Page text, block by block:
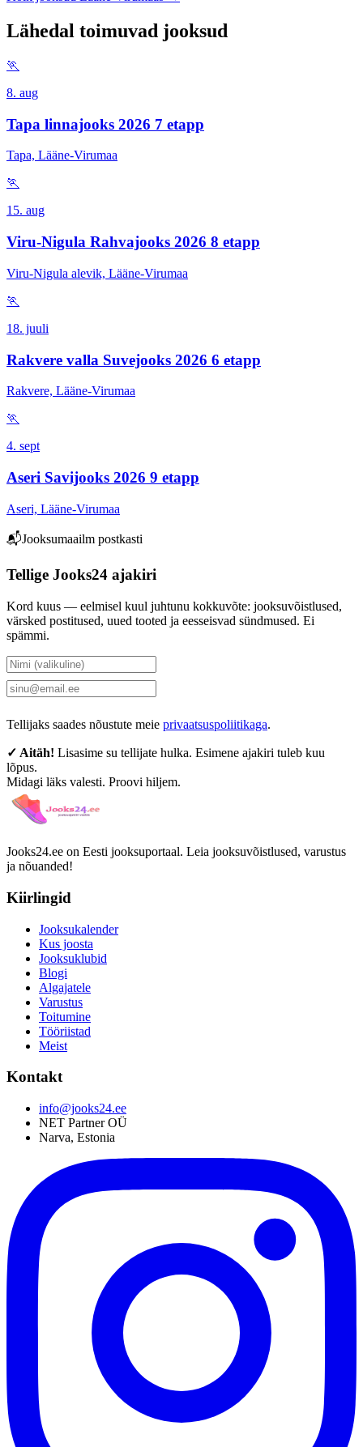
Lähedal toimuvad jooksud
🏃
8. aug
Tapa linnajooks 2026 7 etapp
Tapa, Lääne-Virumaa
🏃
15. aug
Viru-Nigula Rahvajooks 2026 8 etapp
Viru-Nigula alevik, Lääne-Virumaa
🏃
18. juuli
Rakvere valla Suvejooks 2026 6 etapp
Rakvere, Lääne-Virumaa
🏃
4. sept
Aseri Savijooks 2026 9 etapp
Aseri, Lääne-Virumaa
📬Jooksumaailm postkasti
Tellige Jooks24 ajakiri
Kord kuus — eelmisel kuul juhtunu kokkuvõte: jooksuvõistlused,
värsked postitused, uued tooted ja eesseisvad sündmused. Ei
spämmi.
Tellijaks saades nõustute meie privaatsuspoliitikaga.
✓ Aitäh! Lisasime su tellijate hulka. Esimene ajakiri tuleb kuu
lõpus.
Midagi läks valesti. Proovi hiljem.
Jooks24.ee on Eesti jooksuportaal. Leia jooksuvõistlused, varustus
ja nõuanded!
Kiirlingid
Jooksukalender
Kus joosta
Jooksuklubid
Blogi
Algajatele
Varustus
Toitumine
Tööriistad
Meist
Kontakt
info@jooks24.ee
NET Partner OÜ
Narva, Estonia